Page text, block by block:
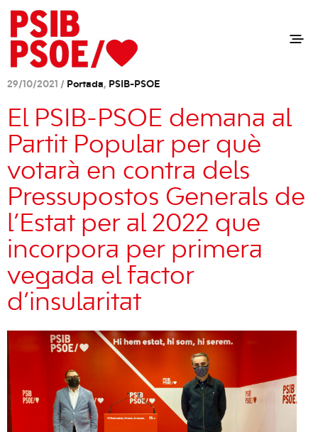
29/10/2021 / Portada, PSIB-PSOE
El PSIB-PSOE demana al
Partit Popular per què
votarà en contra dels
Pressupostos Generals de
l’Estat per al 2022 que
incorpora per primera
vegada el factor
d’insularitat